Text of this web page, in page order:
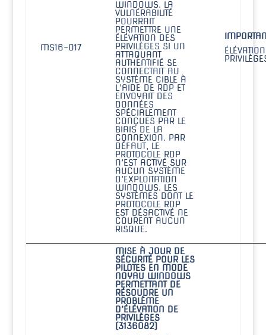
MS16-017
WINDOWS. LA
VULNÉRABILITÉ
POURRAIT
PERMETTRE UNE
ÉLÉVATION DES
PRIVILÈGES SI UN
ATTAQUANT
AUTHENTIFIÉ SE
CONNECTAIT AU
SYSTÈME CIBLE À
L’AIDE DE RDP ET
ENVOYAIT DES
DONNÉES
SPÉCIALEMENT
CONÇUES PAR LE
BIAIS DE LA
CONNEXION. PAR
DÉFAUT, LE
PROTOCOLE RDP
N’EST ACTIVÉ SUR
AUCUN SYSTÈME
D’EXPLOITATION
WINDOWS. LES
SYSTÈMES DONT LE
PROTOCOLE RDP
EST DÉSACTIVÉ NE
COURENT AUCUN
RISQUE.
MISE À JOUR DE
SÉCURITÉ POUR LES
PILOTES EN MODE
NOYAU WINDOWS
PERMETTANT DE
RÉSOUDRE UN
PROBLÈME
D’ÉLÉVATION DE
PRIVILÈGES
(3136082)